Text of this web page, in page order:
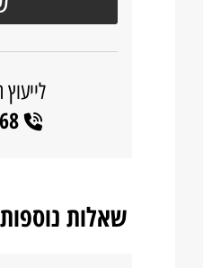
077-9973868
שאלות